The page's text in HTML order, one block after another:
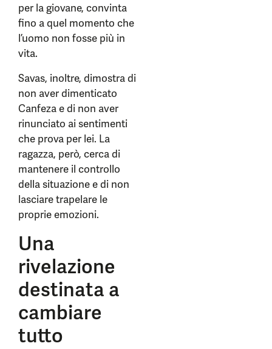
per la giovane, convinta
fino a quel momento che
l’uomo non fosse più in
vita.
Savas, inoltre, dimostra di
non aver dimenticato
Canfeza e di non aver
rinunciato ai sentimenti
che prova per lei. La
ragazza, però, cerca di
mantenere il controllo
della situazione e di non
lasciare trapelare le
proprie emozioni.
Una
rivelazione
destinata a
cambiare
tutto